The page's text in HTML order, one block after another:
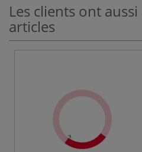
Les clients ont aussi
articles